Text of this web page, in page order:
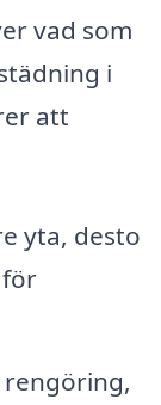
vad som
i
att
yta, desto